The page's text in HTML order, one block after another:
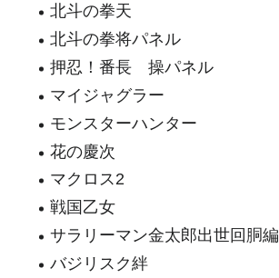
北斗の拳天
北斗の拳将パネル
押忍！番長 操パネル
マイジャグラー
モンスターハンター
花の慶次
マクロス2
戦国乙女
サラリーマン金太郎出世回胴編
バジリスク絆